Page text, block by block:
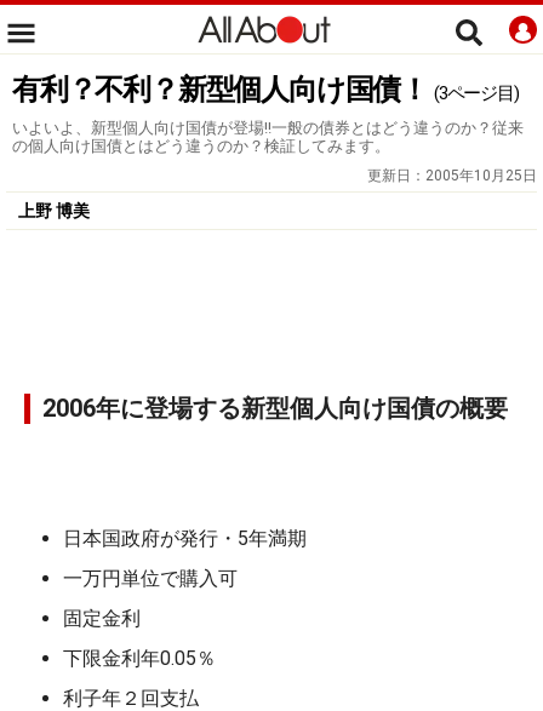
有利？不利？新型個人向け国債！ (3ページ目)
いよいよ、新型個人向け国債が登場!!一般の債券とはどう違うのか？従来
の個人向け国債とはどう違うのか？検証してみます。
更新日： 2005年10月25日
上野 博美
2006年に登場する新型個人向け国債の概要
日本国政府が発行・ 5年満期
一万円単位で購入可
固定金利
下限金利年0.05％
利子年２回支払